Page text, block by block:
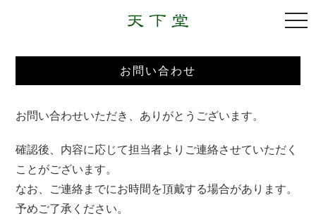
お問い合わせ
お問い合わせいただき、ありがとうございます。
確認後、内容に応じて担当者よりご連絡させていただく
ことがございます。
なお、ご連絡までにお時間を頂戴する場合があります。
予めご了承ください。